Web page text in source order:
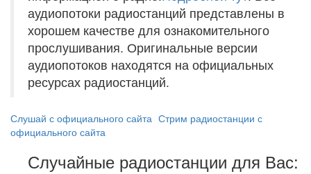
аудиопотоки радиостанций представлены в
хорошем качестве для ознакомительного
прослушивания. Оригинальные версии
аудиопотоков находятся на официальных
ресурсах радиостанций.
Слушай с официального сайта Стрим радиостанции с
официального сайта
Случайные радиостанции для Вас: